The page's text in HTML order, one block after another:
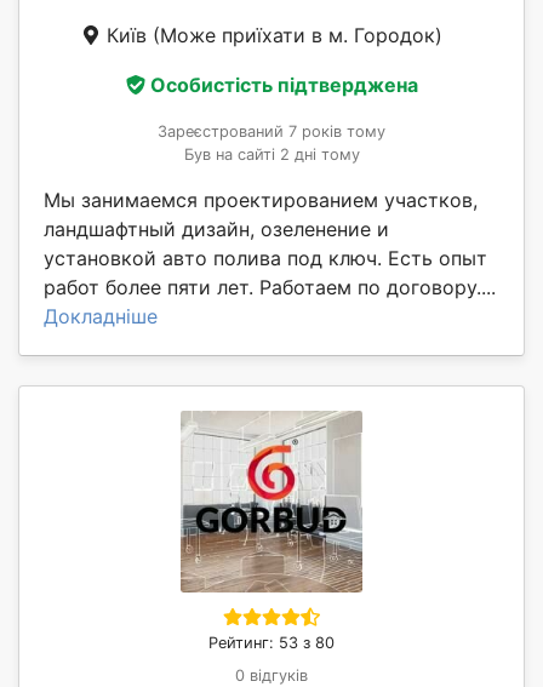
Київ (Може приїхати в м. Городок)
Особистість підтверджена
Зареєстрований 7 років тому
Був на сайті 2 дні тому
Мы занимаемся проектированием участков,
ландшафтный дизайн, озеленение и
установкой авто полива под ключ. Есть опыт
работ более пяти лет. Работаем по договору....
Докладніше
Рейтинг: 53 з 80
0 відгуків